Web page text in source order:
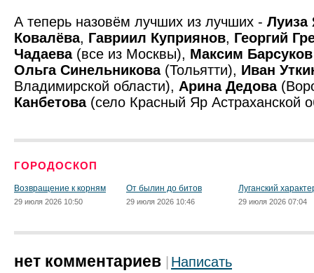
А теперь назовём лучших из лучших - Луиза
Ковалёва, Гавриил Куприянов, Георгий
Чадаева(все из Москвы), Максим Барсуков
Ольга Синельникова (Тольятти), Иван
Владимирской области), Арина Дедова
Канбетова(село Красный Яр Астраханской
ГОРОДОСКОП
Возвращение к корням
29 июля 2026 10:50
От былин до битов
29 июля 2026 10:46
Луганский
29 июля 2026 07:04
нет комментариев Написать